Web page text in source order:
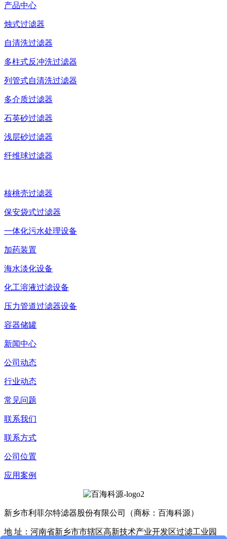
产品中心
烛式过滤器
自清洗过滤器
多柱式反冲洗过滤器
列管式自清洗过滤器
多介质过滤器
石英砂过滤器
浅层砂过滤器
纤维球过滤器
核桃壳过滤器
保安袋式过滤器
一体化污水处理设备
加药装置
海水淡化设备
化工溶液过滤设备
压力管道过滤器设备
容器储罐
新闻中心
公司动态
行业动态
常见问题
联系我们
联系方式
公司位置
应用案例
新乡市利菲尔特滤器股份有限公司（商标：百海科源）
地 址：河南省新乡市市辖区高新技术产业开发区过滤工业园